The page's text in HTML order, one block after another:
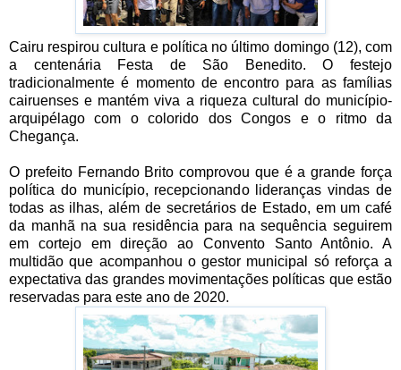
Cairu respirou cultura e política no último domingo (12), com
a centenária Festa de São Benedito. O festejo
tradicionalmente é momento de encontro para as famílias
cairuenses e mantém viva a riqueza cultural do município-
arquipélago com o colorido dos Congos e o ritmo da
Chegança.
O prefeito Fernando Brito comprovou que é a grande força
política do município, recepcionando lideranças vindas de
todas as ilhas, além de secretários de Estado, em um café
da manhã na sua residência para na sequência seguirem
em cortejo em direção ao Convento Santo Antônio. A
multidão que acompanhou o gestor municipal só reforça a
expectativa das grandes movimentações políticas que estão
reservadas para este ano de 2020.